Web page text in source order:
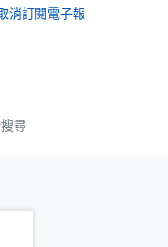
消訂閱電子報
尋